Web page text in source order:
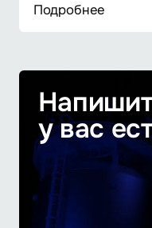
Подробнее
у вас